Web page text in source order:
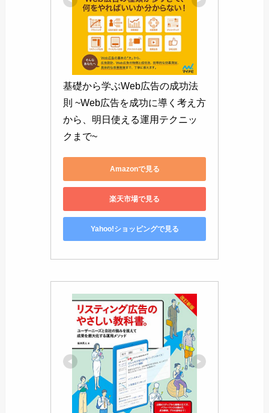
基礎から学ぶWeb広告の成功法
則 ~Web広告を成功に導く考え方
から、明日使える運用テクニッ
クまで~
Amazonで見る
楽天市場で見る
Yahoo!ショッピングで見る